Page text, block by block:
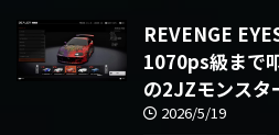
REVENGE
1070ps級まで
の2JZモンスタ
2026/5/19